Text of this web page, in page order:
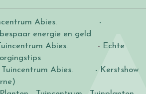
Abies.
-
energie en geld
Abies. - Echte
Abies.
- Kerstshow